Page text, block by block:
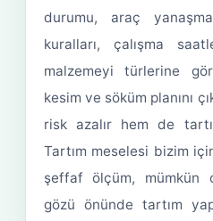
durumu, araç
kuralları, çalışma
malzemeyi türlerine
kesim ve söküm planını
risk azalır hem de
Tartım meselesi bizim
şeffaf ölçüm, mümkün
gözü önünde tartım